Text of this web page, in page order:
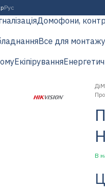
Рус
Домофони,
Все для монтажу
Екіпірування
В